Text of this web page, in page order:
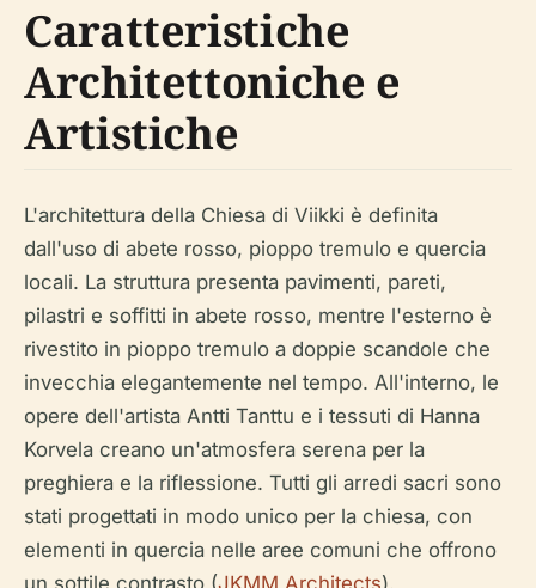
Caratteristiche
Architettoniche e
Artistiche
L'architettura della Chiesa di Viikki è definita
dall'uso di abete rosso, pioppo tremulo e quercia
locali. La struttura presenta pavimenti, pareti,
pilastri e soffitti in abete rosso, mentre l'esterno è
rivestito in pioppo tremulo a doppie scandole che
invecchia elegantemente nel tempo. All'interno, le
opere dell'artista Antti Tanttu e i tessuti di Hanna
Korvela creano un'atmosfera serena per la
preghiera e la riflessione. Tutti gli arredi sacri sono
stati progettati in modo unico per la chiesa, con
elementi in quercia nelle aree comuni che offrono
un sottile contrasto (JKMM Architects).